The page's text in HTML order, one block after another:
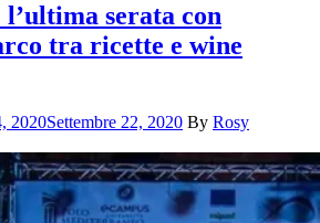
serata con
tra ricette e wine
2020Settembre 22, 2020 By Rosy